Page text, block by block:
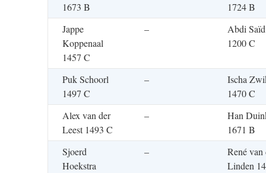
1673 B
1724 B
Jappe
Koppenaal
1457 C
–
Abdi Saïd
1200 C
Puk Schoorl
1497 C
–
Ischa
1470 C
Alex van der
Leest 1493 C
–
Han
1671 B
Sjoerd
Hoekstra
–
René van
Linden